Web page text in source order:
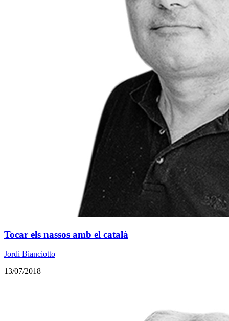
Tocar els nassos amb el català
Jordi Bianciotto
13/07/2018